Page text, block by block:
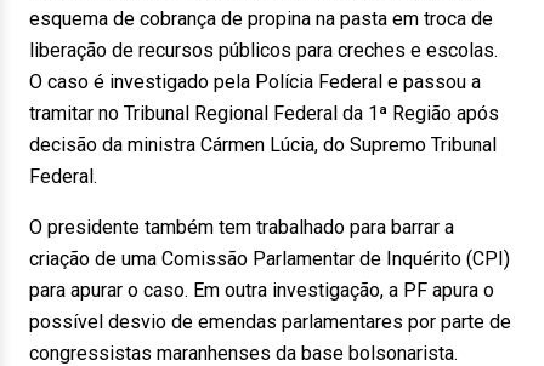
esquema de cobrança de propina na pasta em troca de
liberação de recursos públicos para creches e escolas.
O caso é investigado pela Polícia Federal e passou a
tramitar no Tribunal Regional Federal da 1ª Região após
decisão da ministra Cármen Lúcia, do Supremo Tribunal
Federal.
O presidente também tem trabalhado para barrar a
criação de uma Comissão Parlamentar de Inquérito (CPI)
para apurar o caso. Em outra investigação, a PF apura o
possível desvio de emendas parlamentares por parte de
congressistas maranhenses da base bolsonarista.